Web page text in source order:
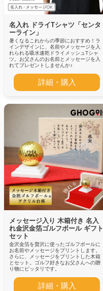
名入れ ドライTシャツ「センタ
ーライン」
暑くなるこれからの季節におすすめ！ラ
インデザインに、名前やメッセージを入
れられる吸水速乾ドライメッシュTシャ
ツ。お父さんのお名前とメッセージを入
れてプレゼントしませんか♪
詳細・購入
メッセージ入り 木箱付き 名入
れ金沢金箔ゴルフボール ギフト
セット
金沢金箔を贅沢に使ったゴルフボールに
お名前やメッセージをプリントします。
さらに、メッセージをプリントした木箱
とセット。ゴルフ好きなお父さんへの贈
り物にピッタリです。
詳細・購入